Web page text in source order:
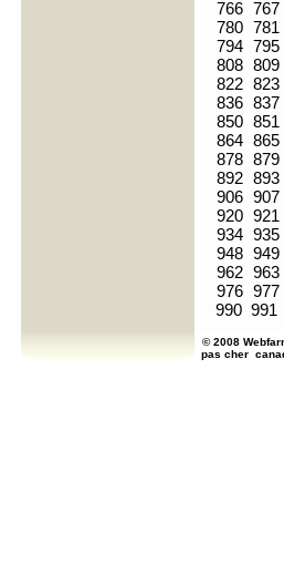
766 767
780 781
794 795
808 809
822 823
836 837
850 851
864 865
878 879
892 893
906 907
920 921
934 935
948 949
962 963
976 977
990 991
© 2008
pas cher